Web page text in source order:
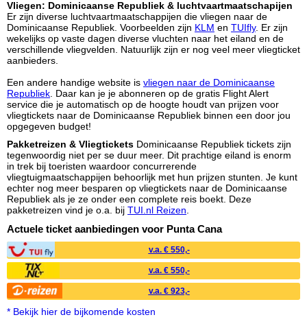
Vliegen: Dominicaanse Republiek & luchtvaartmaatschapijen
Er zijn diverse luchtvaartmaatschappijen die vliegen naar de
Dominicaanse Republiek. Voorbeelden zijn KLM en TUIfly. Er zijn
wekelijks op vaste dagen diverse vluchten naar het eiland en de
verschillende vliegvelden. Natuurlijk zijn er nog veel meer vliegticket
aanbieders.
Een andere handige website is vliegen naar de Dominicaanse
Republiek. Daar kan je je abonneren op de gratis Flight Alert
service die je automatisch op de hoogte houdt van prijzen voor
vliegtickets naar de Dominicaanse Republiek binnen een door jou
opgegeven budget!
Pakketreizen & Vliegtickets Dominicaanse Republiek tickets zijn
tegenwoordig niet per se duur meer. Dit prachtige eiland is enorm
in trek bij toeristen waardoor concurrerende
vliegtuigmaatschappijen behoorlijk met hun prijzen stunten. Je kunt
echter nog meer besparen op vliegtickets naar de Dominicaanse
Republiek als je ze onder een complete reis boekt. Deze
pakketreizen vind je o.a. bij TUI.nl Reizen.
Actuele ticket aanbiedingen voor Punta Cana
v.a. € 550,-
v.a. € 550,-
v.a. € 923,-
* Bekijk hier de bijkomende kosten